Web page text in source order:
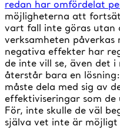
redan har omfördelat
möjligheterna att
vart fall inte göras utan
verksamheten
negativa effekter har
de inte vill se, även det i
återstår bara en
måste dela med sig av
effektiviseringar som
För, inte skulle de väl
själva vet inte är